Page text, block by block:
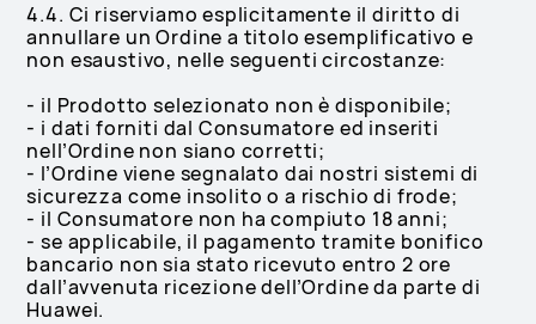
4.4. Ci riserviamo esplicitamente il diritto di
annullare un Ordine a titolo esemplificativo e
non esaustivo, nelle seguenti circostanze:
- il Prodotto selezionato non è disponibile;
- i dati forniti dal Consumatore ed inseriti
nell’Ordine non siano corretti;
- l’Ordine viene segnalato dai nostri sistemi di
sicurezza come insolito o a rischio di frode;
- il Consumatore non ha compiuto 18 anni;
- se applicabile, il pagamento tramite bonifico
bancario non sia stato ricevuto entro 2 ore
dall’avvenuta ricezione dell’Ordine da parte di
Huawei.